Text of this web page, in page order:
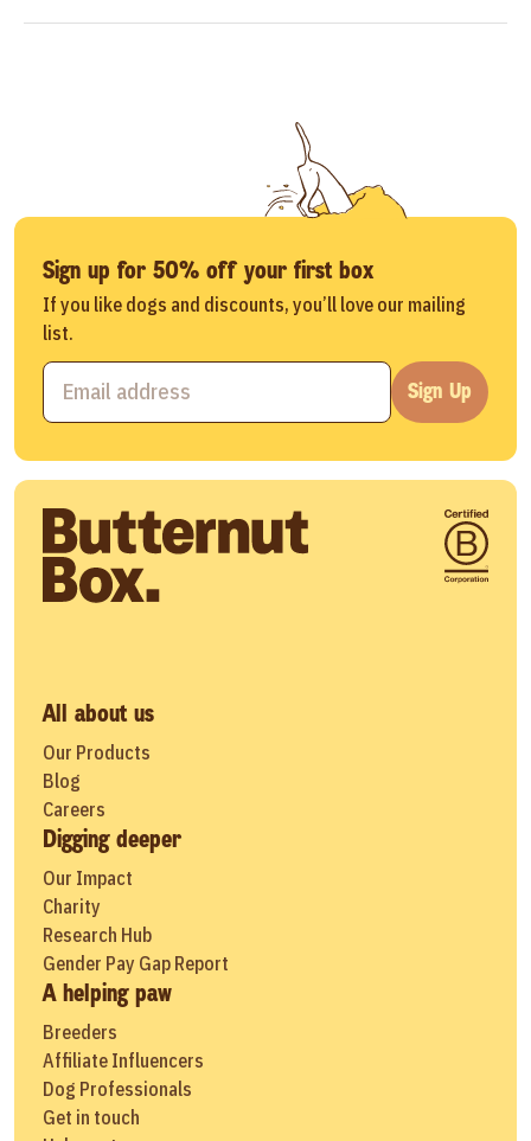
Sign up for 50% off your first box
If you like dogs and discounts, you’ll love our mailing
list.
Sign Up
All about us
Our Products
Blog
Careers
Digging deeper
Our Impact
Charity
Research Hub
Gender Pay Gap Report
A helping paw
Breeders
Affiliate Influencers
Dog Professionals
Get in touch